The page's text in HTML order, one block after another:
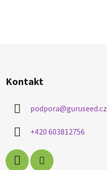
Kontakt
podpora@guruseed.cz
+420 603812756